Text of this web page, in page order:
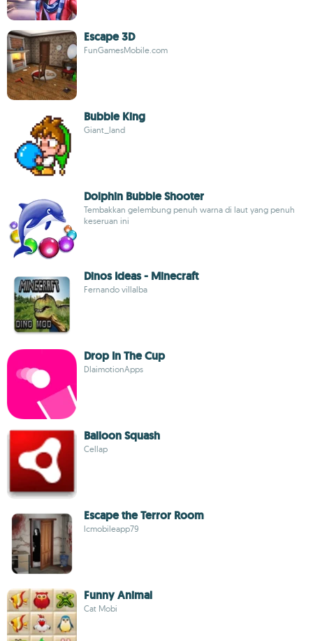
Escape 3D
FunGamesMobile.com
Bubble King
Giant_land
Dolphin Bubble Shooter
Tembakkan gelembung penuh warna di laut yang penuh
keseruan ini
Dinos Ideas - Minecraft
Fernando villalba
Drop In The Cup
DlaimotionApps
Balloon Squash
Cellap
Escape the Terror Room
lcmobileapp79
Funny Animal
Cat Mobi